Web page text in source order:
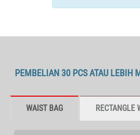
PEMBELIAN 30 PCS ATAU LEBIH
WAIST BAG RECTANGLE